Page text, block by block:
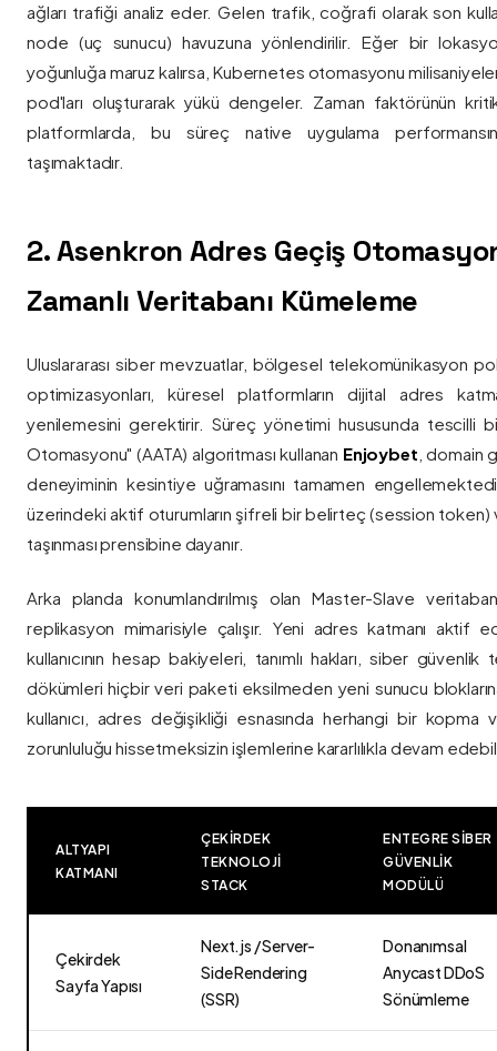
ağları trafiği analiz eder. Gelen trafik, coğrafi olarak son
node (uç sunucu) havuzuna yönlendirilir. Eğer bir
yoğunluğa maruz kalırsa, Kubernetes otomasyonu
pod'ları oluşturarak yükü dengeler. Zaman faktörünün
platformlarda, bu süreç native uygulama
taşımaktadır.
2. Asenkron Adres Geçiş
Zamanlı Veritabanı Kümeleme
Uluslararası siber mevzuatlar, bölgesel telekomünikasyon
optimizasyonları, küresel platformların dijital adres
yenilemesini gerektirir. Süreç yönetimi hususunda tescilli
Otomasyonu" (AATA) algoritması kullanan Enjoybet , domain
deneyiminin kesintiye uğramasını tamamen
üzerindeki aktif oturumların şifreli bir belirteç (session token)
taşınması prensibine dayanır.
Arka planda konumlandırılmış olan Master-Slave
replikasyon mimarisiyle çalışır. Yeni adres katmanı aktif
kullanıcının hesap bakiyeleri, tanımlı hakları, siber
dökümleri hiçbir veri paketi eksilmeden yeni sunucu
kullanıcı, adres değişikliği esnasında herhangi bir
zorunluluğu hissetmeksizin işlemlerine kararlılıkla devam
ALTYAPI
KATMANI
ÇEKIRDEK
TEKNOLOJI
STACK
ENTEGRE SIBER
GÜVENLIK
MODÜLÜ
Çekirdek
Sayfa Yapısı
Next.js / Server-
Side Rendering
(SSR)
Donanımsal
Anycast DDoS
Sönümleme